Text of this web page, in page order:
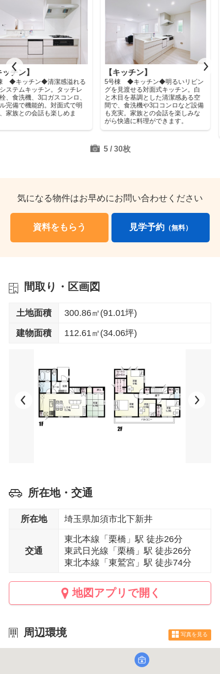
【キッチン】
5号棟 ◆キッチン◆明るいリビン
グを見渡せる対面式キッチン。白
と木目を基調とした清潔感ある空
間で、食洗機や3口コンロなど設備
も充実。家族との会話を楽しみな
【居間・リビング】
5号棟 ◆リビング◆大きな窓
自然光が差し込む明るく開放
LDK。白を基調とした空間に
レーのソファやシックな対面
ンターが映えます。家具の配
しやすく、家族で心地よく過
ます。
5 /30枚
気になる物件はお早めにお問い合わせください
資料をもらう 見学予約 （無料）
間取り・区画図
土地面積 300.86㎡(91.01坪)
建物面積 112.61㎡(34.06坪)
所在地・交通
所在地 埼玉県加須市北下新井
交通
東北本線「栗橋」駅 徒歩26分
東武日光線「栗橋」駅 徒歩26分
東北本線「東鷲宮」駅 徒歩74分
地図アプリで開く
周辺環境 写真を見る